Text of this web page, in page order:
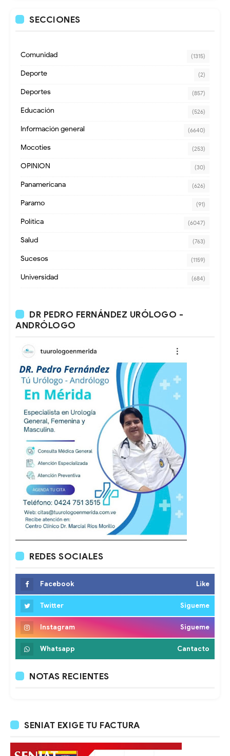
SECCIONES
Comunidad (1315)
Deporte (2)
Deportes (857)
Educación (526)
Información general (6640)
Mocoties (253)
OPINION (30)
Panamericana (626)
Paramo (91)
Política (6047)
Salud (763)
Sucesos (1159)
Universidad (684)
DR PEDRO FERNÁNDEZ URÓLOGO -
ANDRÓLOGO
REDES SOCIALES
Facebook Like
Twitter Sigueme
Instagram Sigueme
Whatsapp Cantacto
NOTAS RECIENTES
SENIAT EXIGE TU FACTURA